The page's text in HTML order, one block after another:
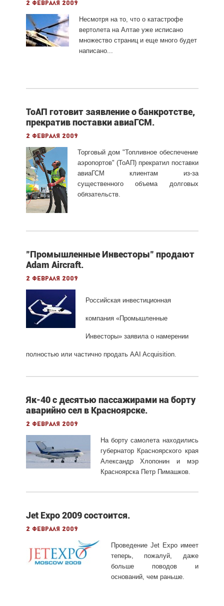
2 февраля 2009
Несмотря на то, что о катастрофе
вертолета на Алтае уже исписано
множество страниц и еще много будет
написано...
ТоАП готовит заявление о банкротстве,
прекратив поставки авиаГСМ.
2 февраля 2009
Торговый дом "Топливное обеспечение
аэропортов" (ТоАП) прекратил поставки
авиаГСМ клиентам из-за
существенного объема долговых
обязательств.
"Промышленные Инвесторы" продают
Adam Aircraft.
2 февраля 2009
Российская инвестиционная
компания «Промышленные
Инвесторы» заявила о намерении
полностью или частично продать AAI Acquisition.
Як-40 с десятью пассажирами на борту
аварийно сел в Красноярске.
2 февраля 2009
На борту самолета находились
губернатор Красноярского края
Александр Хлопонин и мэр
Красноярска Петр Пимашков.
Jet Expo 2009 состоится.
2 февраля 2009
Проведение Jet Expo имеет
теперь, пожалуй, даже
больше поводов и
оснований, чем раньше.